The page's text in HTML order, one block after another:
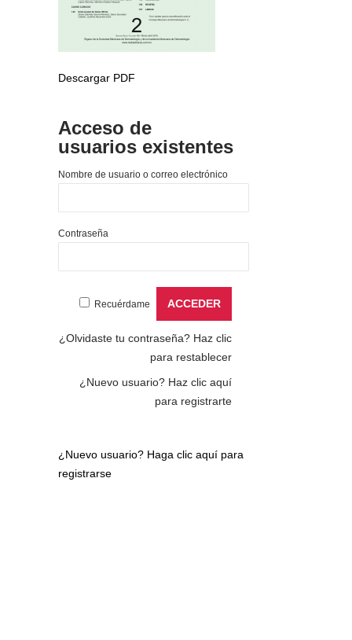
Descargar PDF
Acceso de
usuarios existentes
Nombre de usuario o correo electrónico
Contraseña
Recuérdame
¿Olvidaste tu contraseña? Haz clic
para restablecer
¿Nuevo usuario? Haz clic aquí
para registrarte
¿Nuevo usuario? Haga clic aquí para
registrarse